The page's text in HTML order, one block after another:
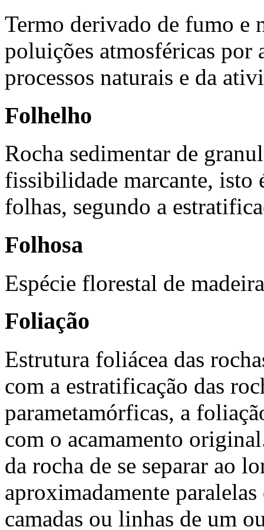
Termo derivado de fumo e
poluições atmosféricas por
processos naturais e da
Folhelho
Rocha sedimentar de
fissibilidade marcante, isto
folhas, segundo a
Folhosa
Espécie florestal de
Foliação
Estrutura foliácea das
com a estratificação das
parametamórficas, a
com o acamamento
da rocha de se separar ao
aproximadamente
camadas ou linhas de um